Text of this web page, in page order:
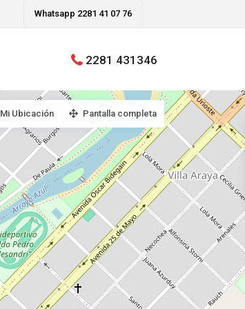
Whatsapp 2281 41 07 76
2281 431346
Mi Ubicación Pantalla completa